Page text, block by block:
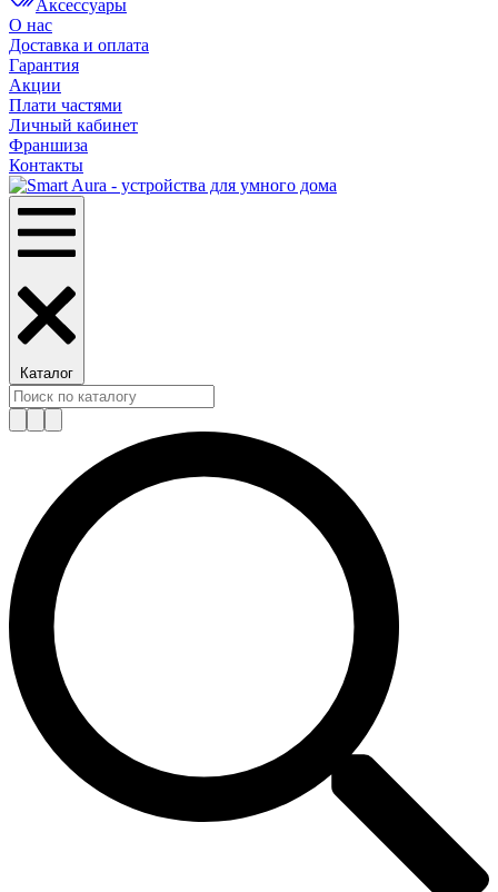
Аксессуары
О нас
Доставка и оплата
Гарантия
Акции
Плати частями
Личный кабинет
Франшиза
Контакты
Каталог